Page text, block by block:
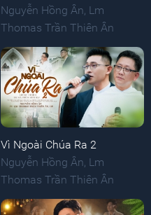
Nguyễn Hồng Ân Lm
Thomas Trần Thiên Ân
Vì Ngoài Chúa Ra 2
Nguyễn Hồng Ân, Lm
Thomas Trần Thiên Ân